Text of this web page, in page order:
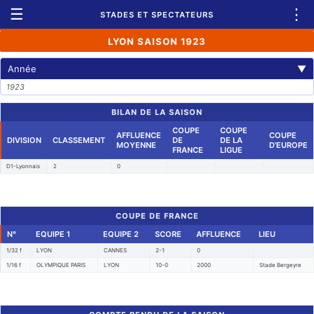
☰ STADES ET SPECTATEURS ⋮
LYON SAISON 1923
Année ▼
1923
BILAN DE LA SAISON
DIVISION CLASSEMENT
AFFLUENCE
MOYENNE
COUPE
DE
FRANCE
COUPE
DE LA
LIGUE
COUPE
D'EUROPE
D1-Lyonnais 2 0
COUPE DE FRANCE
N°
EQUIPE 1 EQUIPE 2 SCORE AFFLUENCE LIEU
1/32 f LYON CANNES 2-1 0
1/16 f OLYMPIQUE PARIS LYON 10-0 2000 Stade Bergeyre